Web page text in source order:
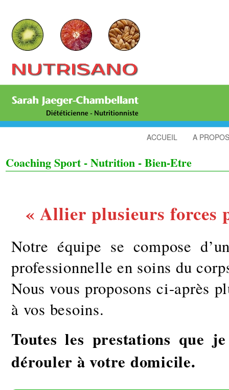
ACCUEIL A PROPOS
Coaching Sport - Nutrition - Bien-Etre
« Allier plusieurs forces
Notre équipe se compose
professionnelle en soins du
Nous vous proposons ci-après
à vos besoins.
Toutes les prestations que
dérouler à votre domicile.